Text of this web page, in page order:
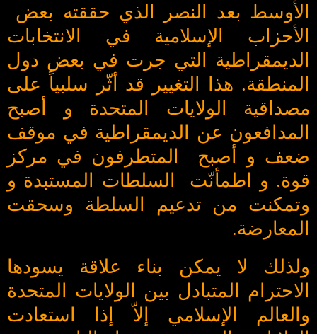
الأوسط بعد النصر الذي حققته بعض
الأحزاب الإسلامية في الانتخابات
الديمقراطية التي جرت في بعض دول
المنطقة. هذا التغيير قد أثّر سلبياً على
مصداقية الولايات المتحدة و أصبح
المدافعون عن الديمقراطية في موقف
ضعف و أصبح المتطرفون في مركز
قوة. و اطمأنّت السلطات المستبدة و
وتمكنت من تدعيم السلطة وسحقت
المعارضة.
ولذلك لا يمكن بناء علاقة يسودها
الاحترام المتبادل بين الولايات المتحدة
والعالم الإسلامي إلاّ إذا استعادت